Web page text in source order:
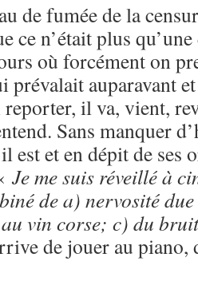
de fumée de la
ce n’était plus
où forcément on
prévalait auparavant
il va, vient,
Sans manquer
est et en dépit de ses
Je me suis réveillé à
de a) nervosité
vin corse; c) du
de jouer au piano,